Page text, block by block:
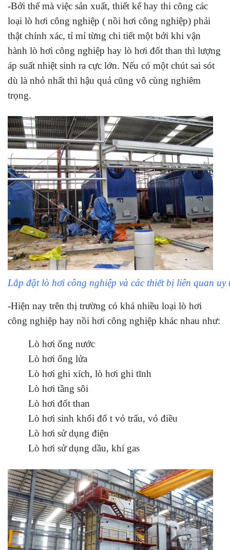
-Bởi thế mà việc sản xuất, thiết kế hay thi công các
loại lò hơi công nghiệp ( nồi hơi công nghiệp) phải
thật chính xác, tỉ mỉ từng chi tiết một bởi khi vận
hành lò hơi công nghiệp hay lò hơi đốt than thì lượng
áp suất nhiệt sinh ra cực lớn. Nếu có một chút sai sót
dù là nhỏ nhất thì hậu quả cũng vô cùng nghiêm
trọng.
Lắp đặt lò hơi công nghiệp và các thiết bị liên quan uy
-Hiện nay trên thị trường có khá nhiều loại lò hơi
công nghiệp hay nồi hơi công nghiệp khác nhau như:
Lò hơi ống nước
Lò hơi ống lửa
Lò hơi ghi xích, lò hơi ghi tĩnh
Lò hơi tầng sôi
Lò hơi đốt than
Lò hơi sinh khối đố t vỏ trấu, vỏ điều
Lò hơi sử dụng điện
Lò hơi sử dụng dầu, khí gas